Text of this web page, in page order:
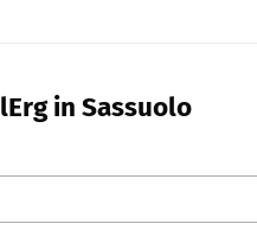
in Sassuolo